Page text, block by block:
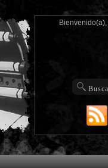
Bienvenido(a),